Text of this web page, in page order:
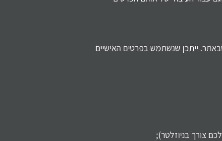
ייתכן שנשתמש בפרטים האישיים
צורך בניוזלטר);